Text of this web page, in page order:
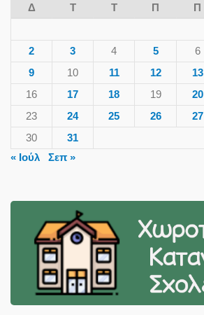
Δ
Τ Τ Π Π
2
3 4 5 6
9
10 11 12 13
16
17 18 19 20
23
24 25 26 27
30
31
« Ιούλ
Σεπ »